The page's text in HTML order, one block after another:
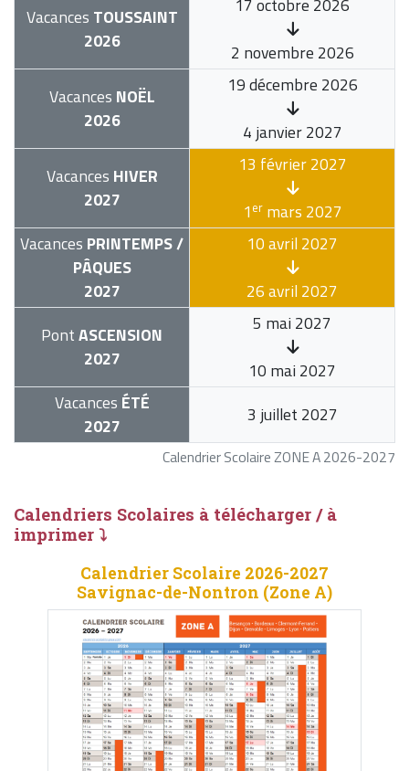
Calendrier Scolaire ZONE A 2026-2027
Vacances TOUSSAINT
2026
17 octobre 2026
2 novembre 2026
Vacances NOËL
2026
19 décembre 2026
4 janvier 2027
Vacances HIVER
2027
13 février 2027
1ermars 2027
Vacances PRINTEMPS /
PÂQUES
2027
10 avril 2027
26 avril 2027
PontASCENSION
2027
5 mai 2027
10 mai 2027
Vacances ÉTÉ
2027
3 juillet 2027
Calendriers Scolaires à télécharger / à
imprimer ⤵
Calendrier Scolaire 2026-2027
Savignac-de-Nontron (Zone A)